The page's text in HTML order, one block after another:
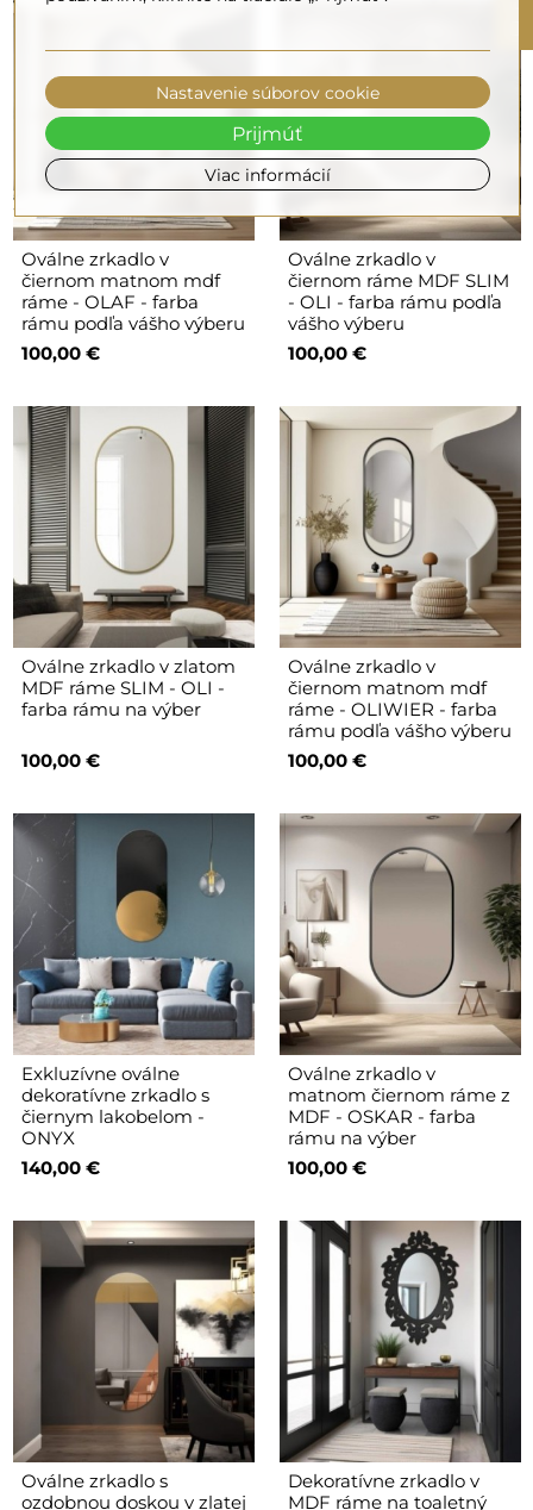
Oválne zrkadlo v
čiernom matnom mdf
ráme - OLAF - farba
rámu podľa vášho výberu
100,00 €
Oválne zrkadlo v
čiernom ráme MDF SLIM
- OLI - farba rámu podľa
vášho výberu
100,00 €
Oválne zrkadlo v zlatom
MDF ráme SLIM - OLI -
farba rámu na výber
100,00 €
Oválne zrkadlo v
čiernom matnom mdf
ráme - OLIWIER - farba
rámu podľa vášho výberu
100,00 €
Exkluzívne oválne
dekoratívne zrkadlo s
čiernym lakobelom -
ONYX
140,00 €
Oválne zrkadlo v
matnom čiernom ráme z
MDF - OSKAR - farba
rámu na výber
100,00 €
Oválne zrkadlo s
ozdobnou doskou v zlatej
Dekoratívne zrkadlo v
MDF ráme na toaletný
Viac informácií
Nastavenie súborov cookie
Prijmúť